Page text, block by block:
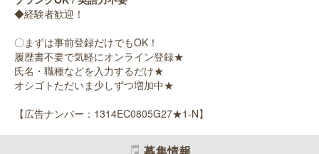
◆経験者歓迎！
〇まずは事前登録だけでもOK！
履歴書不要で気軽にオンライン登録★
氏名・職種などを入力するだけ★
オシゴトただいま少しずつ増加中★
【広告ナンバー：1314EC0805G27★1-N】